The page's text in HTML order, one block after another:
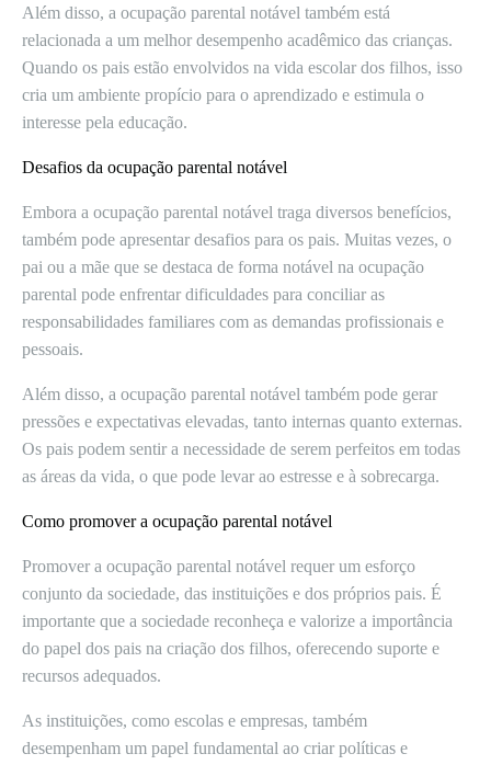
Além disso, a ocupação parental notável também está
relacionada a um melhor desempenho acadêmico das crianças.
Quando os pais estão envolvidos na vida escolar dos filhos, isso
cria um ambiente propício para o aprendizado e estimula o
interesse pela educação.
Desafios da ocupação parental notável
Embora a ocupação parental notável traga diversos benefícios,
também pode apresentar desafios para os pais. Muitas vezes, o
pai ou a mãe que se destaca de forma notável na ocupação
parental pode enfrentar dificuldades para conciliar as
responsabilidades familiares com as demandas profissionais e
pessoais.
Além disso, a ocupação parental notável também pode gerar
pressões e expectativas elevadas, tanto internas quanto externas.
Os pais podem sentir a necessidade de serem perfeitos em todas
as áreas da vida, o que pode levar ao estresse e à sobrecarga.
Como promover a ocupação parental notável
Promover a ocupação parental notável requer um esforço
conjunto da sociedade, das instituições e dos próprios pais. É
importante que a sociedade reconheça e valorize a importância
do papel dos pais na criação dos filhos, oferecendo suporte e
recursos adequados.
As instituições, como escolas e empresas, também
desempenham um papel fundamental ao criar políticas e